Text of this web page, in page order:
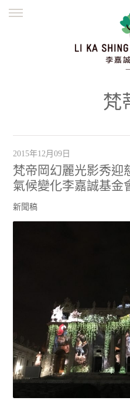
梵
2015年12月09日
梵帝岡幻麗光影秀迎
氣候變化李嘉誠基金
新聞稿